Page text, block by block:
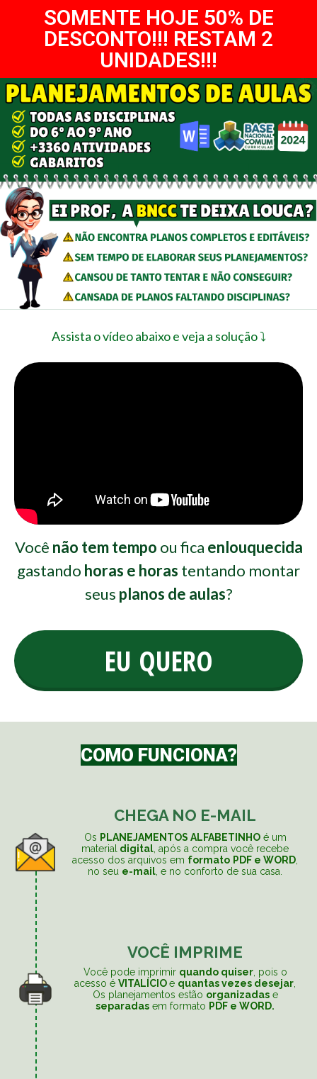
SOMENTE HOJE 50% DE
DESCONTO!!! RESTAM 2
UNIDADES!!!
Assista o vídeo abaixo e veja a solução ⤵️
Você não tem tempo ou fica enlouquecida
gastando horas e horas tentando montar
seus planos de aulas?
EU QUERO
COMO FUNCIONA?
CHEGA NO E-MAIL
Os PLANEJAMENTOS ALFABETINHOé um
material digital , após a compra você recebe
acesso dos arquivos em formato PDF e WORD
no seu e-mail , e no conforto de sua casa.
VOCÊ IMPRIME
Você pode imprimir quando quiser, pois o
acesso é VITALÍCIOe quantas vezes desejar
Os planejamentos estão organizadase
separadas em formato PDF e WORD.